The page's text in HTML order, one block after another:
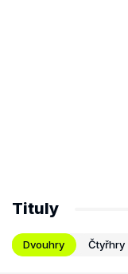
Tituly
Dvouhry Čtyřhry